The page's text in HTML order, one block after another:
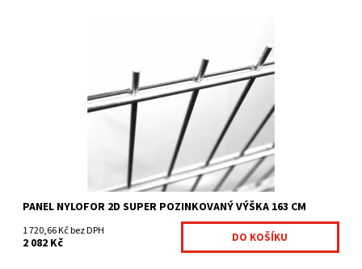
Svařované panely Nylofor 2D Super jsou: pevnější varianta
Nyloforu 2D průměr vertikálního drátu je 6 mm...
Na centrálním skladě
7009094-251
Betafence
PANEL NYLOFOR 2D SUPER POZINKOVANÝ VÝŠKA 163 CM
1 720,66 Kč bez DPH
2 082 Kč